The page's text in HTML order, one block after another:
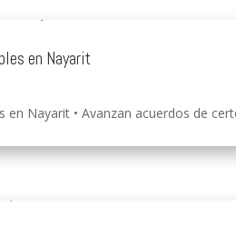
en Nayarit
Nayarit • Avanzan acuerdos de